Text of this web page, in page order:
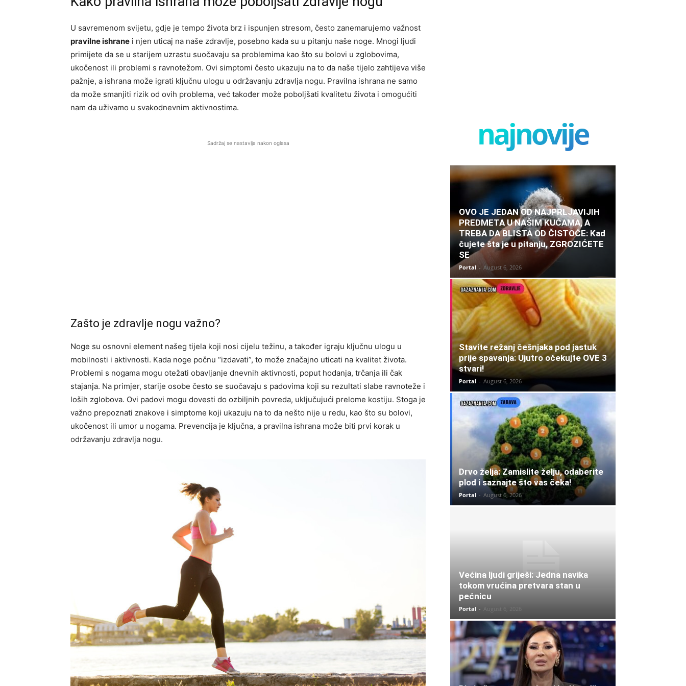
U savremenom svijetu, gdje je tempo života brz i ispunjen stresom, često zanemarujemo važnost
pravilne ishrane i njen uticaj na naše zdravlje, posebno kada su u pitanju naše noge. Mnogi ljudi
primijete da se u starijem uzrastu suočavaju sa problemima kao što su bolovi u zglobovima,
ukočenost ili problemi s ravnotežom. Ovi simptomi često ukazuju na to da naše tijelo zahtijeva više
pažnje, a ishrana može igrati ključnu ulogu u održavanju zdravlja nogu. Pravilna ishrana ne samo
da može smanjiti rizik od ovih problema, već također može poboljšati kvalitetu života i omogućiti
nam da uživamo u svakodnevnim aktivnostima.
Sadržaj se nastavlja nakon oglasa
Zašto je zdravlje nogu važno?
Noge su osnovni element našeg tijela koji nosi cijelu težinu, a također igraju ključnu ulogu u
mobilnosti i aktivnosti. Kada noge počnu “izdavati”, to može značajno uticati na kvalitet života.
Problemi s nogama mogu otežati obavljanje dnevnih aktivnosti, poput hodanja, trčanja ili čak
stajanja. Na primjer, starije osobe često se suočavaju s padovima koji su rezultati slabe ravnoteže i
loših zglobova. Ovi padovi mogu dovesti do ozbiljnih povreda, uključujući prelome kostiju. Stoga je
važno prepoznati znakove i simptome koji ukazuju na to da nešto nije u redu, kao što su bolovi,
ukočenost ili umor u nogama. Prevencija je ključna, a pravilna ishrana može biti prvi korak u
održavanju zdravlja nogu.
najnovije
OVO JE JEDAN OD NAJPRLJAVIJIH
PREDMETA U NAŠIM KUĆAMA, A
TREBA DA BLISTA OD ČISTOĆE: Kad
čujete šta je u pitanju, ZGROZIĆETE
SE
Portal - August 6, 2026
Stavite režanj češnjaka pod jastuk
prije spavanja: Ujutro očekujte OVE 3
stvari!
Portal - August 6, 2026
Drvo želja: Zamislite želju, odaberite
plod i saznajte što vas čeka!
Portal - August 6, 2026
Većina ljudi griješi: Jedna navika
tokom vrućina pretvara stan u
pećnicu
Portal - August 6, 2026